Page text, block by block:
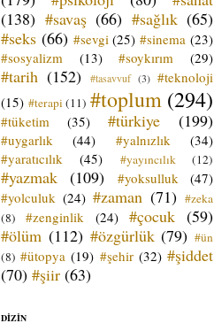
(138) #savaş (66) #sağlık (65)
#seks (66) #sevgi (25) #sinema (23)
#sosyalizm
(13) #soykırım (29)
#tarih (152) #tasavvuf (3) #teknoloji
(15) #terapi (11) #toplum (294)
#tüketim (35) #türkiye (199)
#uygarlık (44) #yalnızlık
(34)
#yaratıcılık
(45) #yayıncılık (12)
#yazmak (109) #yoksulluk
(47)
#yolculuk (24) #zaman (71) #zeka
(8)
#zenginlik (24) #çocuk (59)
#ölüm (112) #özgürlük (79) #ün
(8) #ütopya (19) #şehir (32) #şiddet
(70) #şiir (63)
DİZİN